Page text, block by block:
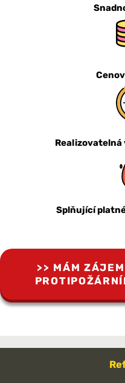
Realizovatelná
Splňující
MÁM